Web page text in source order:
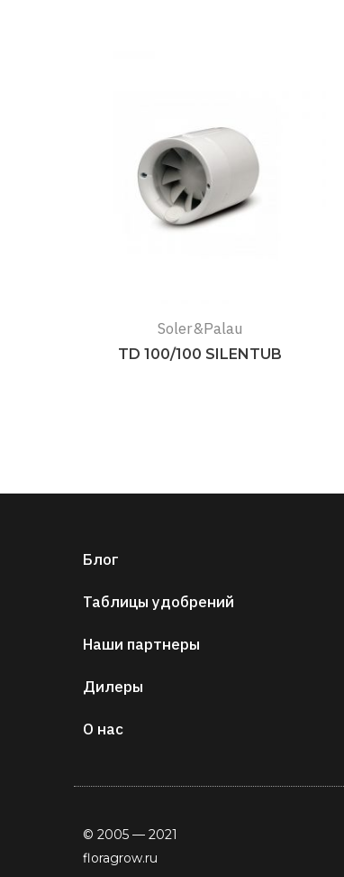
Soler&Palau
TD 100/100 SILENTUB
Блог
Таблицы удобрений
Наши партнеры
Дилеры
О нас
© 2005 — 2021
floragrow.ru